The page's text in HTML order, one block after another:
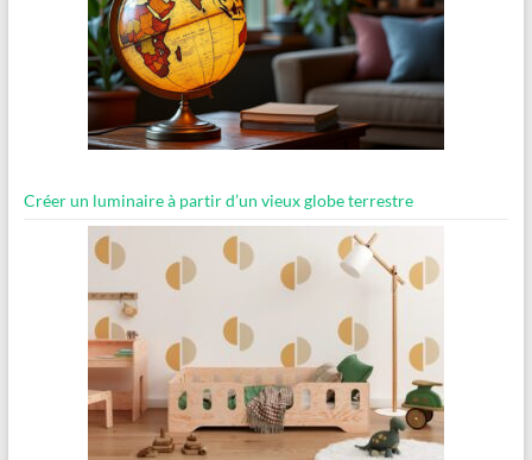
Créer un luminaire à partir d’un vieux globe terrestre